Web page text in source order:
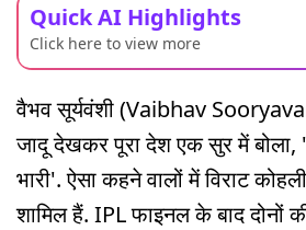
Quick AI Highlights
Click here to view more
वैभव सूर्यवंशी (Vaibhav
जादू देखकर पूरा देश एक सुर में बोला,
भारी'. ऐसा कहने वालों में विराट
शामिल हैं. IPL फाइनल के बाद दोनों